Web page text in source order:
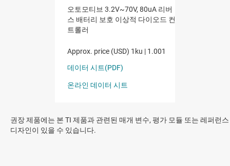
권장 제품에는 본 TI 제품과 관련된 매개 변수, 평가 모듈 또는 레퍼런스
디자인이 있을 수 있습니다.